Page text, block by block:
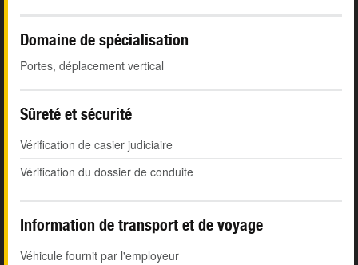
Domaine de spécialisation
Portes, déplacement vertical
Sûreté et sécurité
Vérification de casier judiciaire
Vérification du dossier de conduite
Information de transport et de voyage
Véhicule fournit par l'employeur